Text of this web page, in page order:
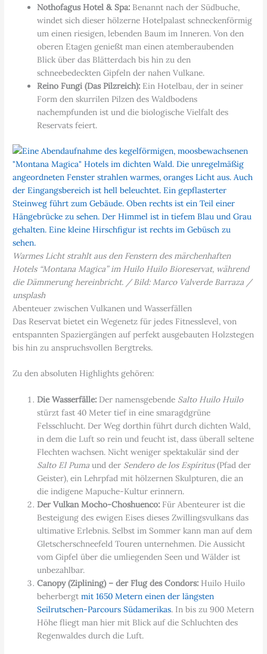
Nothofagus Hotel & Spa: Benannt nach der Südbuche,
windet sich dieser hölzerne Hotelpalast schneckenförmig
um einen riesigen, lebenden Baum im Inneren. Von den
oberen Etagen genießt man einen atemberaubenden
Blick über das Blätterdach bis hin zu den
schneebedeckten Gipfeln der nahen Vulkane.
Reino Fungi (Das Pilzreich): Ein Hotelbau, der in seiner
Form den skurrilen Pilzen des Waldbodens
nachempfunden ist und die biologische Vielfalt des
Reservats feiert.
Warmes Licht strahlt aus den Fenstern des märchenhaften
Hotels “Montana Magica” im Huilo Huilo Bioreservat, während
die Dämmerung hereinbricht. / Bild: Marco Valverde Barraza /
unsplash
Abenteuer zwischen Vulkanen und Wasserfällen
Das Reservat bietet ein Wegenetz für jedes Fitnesslevel, von
entspannten Spaziergängen auf perfekt ausgebauten Holzstegen
bis hin zu anspruchsvollen Bergtreks.
Zu den absoluten Highlights gehören:
Die Wasserfälle: Der namensgebende Salto Huilo Huilo
stürzt fast 40 Meter tief in eine smaragdgrüne
Felsschlucht. Der Weg dorthin führt durch dichten Wald,
in dem die Luft so rein und feucht ist, dass überall seltene
Flechten wachsen. Nicht weniger spektakulär sind der
Salto El Puma und der Sendero de los Espíritus(Pfad der
Geister), ein Lehrpfad mit hölzernen Skulpturen, die an
die indigene Mapuche-Kultur erinnern.
Der Vulkan Mocho-Choshuenco: Für Abenteurer ist die
Besteigung des ewigen Eises dieses Zwillingsvulkans das
ultimative Erlebnis. Selbst im Sommer kann man auf dem
Gletscherschneefeld Touren unternehmen. Die Aussicht
vom Gipfel über die umliegenden Seen und Wälder ist
unbezahlbar.
Canopy (Ziplining) – der Flug des Condors: Huilo Huilo
beherbergtmit 1650 Metern einen der längsten
Seilrutschen-Parcours Südamerikas. In bis zu 900 Metern
Höhe fliegt man hier mit Blick auf die Schluchten des
Regenwaldes durch die Luft.